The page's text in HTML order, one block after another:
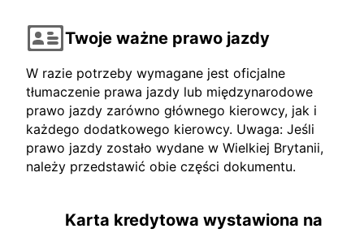
Twoje ważne prawo jazdy
W razie potrzeby wymagane jest oficjalne
tłumaczenie prawa jazdy lub międzynarodowe
prawo jazdy zarówno głównego kierowcy, jak i
każdego dodatkowego kierowcy. Uwaga: Jeśli
prawo jazdy zostało wydane w Wielkiej Brytanii,
należy przedstawić obie części dokumentu.
Karta kredytowa wystawiona na